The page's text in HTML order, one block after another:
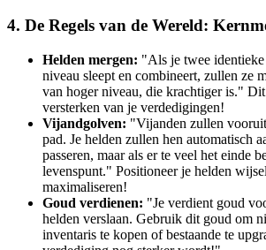
4. De Regels van de Wereld:
Helden mergen: "Als je twee
niveau sleept en combineert, zullen ze
van hoger niveau, die krachtiger is."
versterken van je verdedigingen!
Vijandgolven: "Vijanden zullen
pad. Je helden zullen hen automatisch
passeren, maar als er te veel het einde
levenspunt." Positioneer je helden
maximaliseren!
Goud verdienen: "Je verdient goud
helden verslaan. Gebruik dit goud om
inventaris te kopen of bestaande te